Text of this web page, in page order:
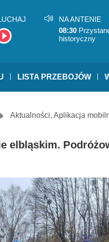
NA ANTENIE
08:30
historyczny
LISTA PRZEBOJÓW
Aktualności, Aplikacja
elbląskim.